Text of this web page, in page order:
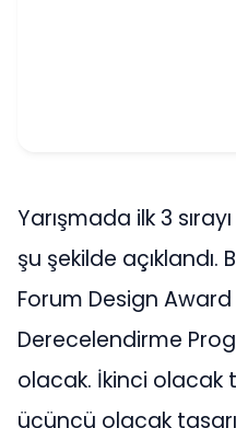
Yarışmada ilk 3
şu şekilde açıklandı.
Forum Design Award
Derecelendirme
olacak. İkinci olacak
üçüncü olacak